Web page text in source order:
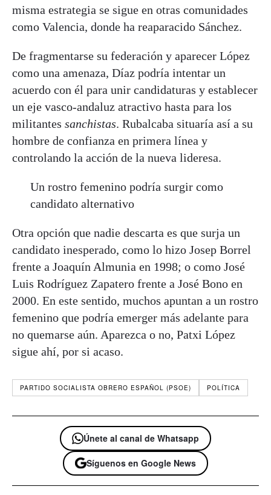
misma estrategia se sigue en otras comunidades
como Valencia, donde ha reaparacido Sánchez.
De fragmentarse su federación y aparecer López
como una amenaza, Díaz podría intentar un
acuerdo con él para unir candidaturas y establecer
un eje vasco-andaluz atractivo hasta para los
militantes sanchistas. Rubalcaba situaría así a su
hombre de confianza en primera línea y
controlando la acción de la nueva lideresa.
Un rostro femenino podría surgir como
candidato alternativo
Otra opción que nadie descarta es que surja un
candidato inesperado, como lo hizo Josep Borrel
frente a Joaquín Almunia en 1998; o como José
Luis Rodríguez Zapatero frente a José Bono en
2000. En este sentido, muchos apuntan a un rostro
femenino que podría emerger más adelante para
no quemarse aún. Aparezca o no, Patxi López
sigue ahí, por si acaso.
PARTIDO SOCIALISTA OBRERO ESPAÑOL (PSOE) POLÍTICA
Únete al canal de Whatsapp
Síguenos en Google News